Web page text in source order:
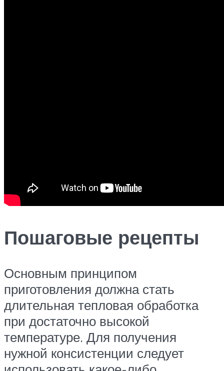
Пошаговые рецепты
Основным принципом
приготовления должна стать
длительная тепловая обработка
при достаточно высокой
температуре. Для получения
нужной консистенции следует